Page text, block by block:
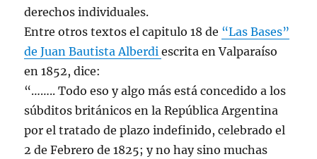
derechos individuales.
Entre otros textos el capitulo 18 de “Las Bases”
de Juan Bautista Alberdiescrita en Valparaíso
en 1852, dice:
“…….. Todo eso y algo más está concedido a los
súbditos británicos en la República Argentina
por el tratado de plazo indefinido, celebrado el
2 de Febrero de 1825; y no hay sino muchas